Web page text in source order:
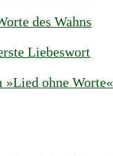
des Wahns
Liebeswort
»Lied ohne Worte«